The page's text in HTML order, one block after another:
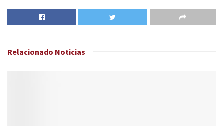
Relacionado Noticias